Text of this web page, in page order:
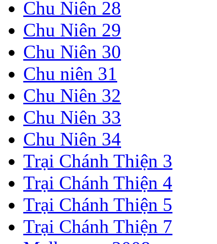
Chu Niên 28
Chu Niên 29
Chu Niên 30
Chu niên 31
Chu Niên 32
Chu Niên 33
Chu Niên 34
Trại Chánh Thiện 3
Trại Chánh Thiện 4
Trại Chánh Thiện 5
Trại Chánh Thiện 7